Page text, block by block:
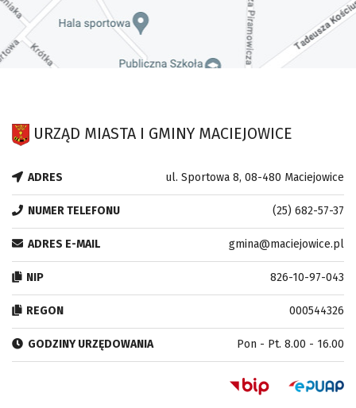
URZĄD MIASTA I GMINY MACIEJOWICE
ADRES ul. Sportowa 8, 08-480 Maciejowice
NUMER TELEFONU (25) 682-57-37
ADRES E-MAIL gmina@maciejowice.pl
NIP 826-10-97-043
REGON 000544326
GODZINY URZĘDOWANIA Pon - Pt. 8.00 - 16.00